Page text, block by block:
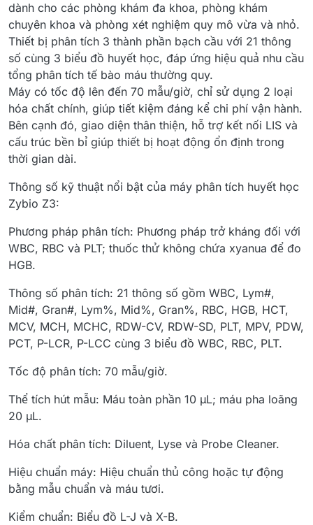
dành cho các phòng khám đa khoa, phòng khám
chuyên khoa và phòng xét nghiệm quy mô vừa và nhỏ.
Thiết bị phân tích 3 thành phần bạch cầu với 21 thông
số cùng 3 biểu đồ huyết học, đáp ứng hiệu quả nhu cầu
tổng phân tích tế bào máu thường quy.
Máy có tốc độ lên đến 70 mẫu/giờ, chỉ sử dụng 2 loại
hóa chất chính, giúp tiết kiệm đáng kể chi phí vận hành.
Bên cạnh đó, giao diện thân thiện, hỗ trợ kết nối LIS và
cấu trúc bền bỉ giúp thiết bị hoạt động ổn định trong
thời gian dài.
Thông số kỹ thuật nổi bật của máy phân tích huyết học
Zybio Z3:
Phương pháp phân tích: Phương pháp trở kháng đối với
WBC, RBC và PLT; thuốc thử không chứa xyanua để đo
HGB.
Thông số phân tích: 21 thông số gồm WBC, Lym#,
Mid#, Gran#, Lym%, Mid%, Gran%, RBC, HGB, HCT,
MCV, MCH, MCHC, RDW-CV, RDW-SD, PLT, MPV, PDW,
PCT, P-LCR, P-LCC cùng 3 biểu đồ WBC, RBC, PLT.
Tốc độ phân tích: 70 mẫu/giờ.
Thể tích hút mẫu: Máu toàn phần 10 µL; máu pha loãng
20 µL.
Hóa chất phân tích: Diluent, Lyse và Probe Cleaner.
Hiệu chuẩn máy: Hiệu chuẩn thủ công hoặc tự động
bằng mẫu chuẩn và máu tươi.
Kiểm chuẩn: Biểu đồ L-J và X-B.